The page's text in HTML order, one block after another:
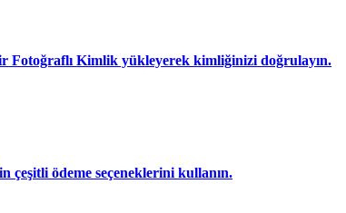
büyük veri analizi.
Fotoğraflı Kimlik yükleyerek kimliğinizi doğrulayın.
çeşitli ödeme seçeneklerini kullanın.